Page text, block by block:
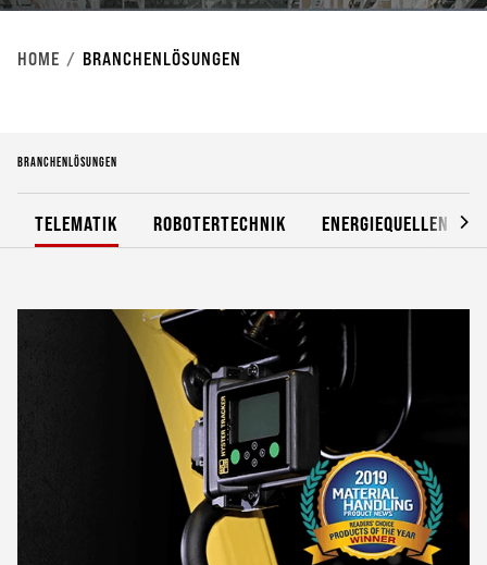
HOME BRANCHENLÖSUNGEN
BRANCHENLÖSUNGEN
TELEMATIK ROBOTERTECHNIK ENERGIEQUELLEN